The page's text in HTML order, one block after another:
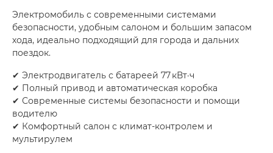
Электромобиль с современными системами
безопасности, удобным салоном и большим запасом
хода, идеально подходящий для города и дальних
поездок.
✔ Электродвигатель с батареей 77 кВт·ч
✔ Полный привод и автоматическая коробка
✔ Современные системы безопасности и помощи
водителю
✔ Комфортный салон с климат-контролем и
мультирулем